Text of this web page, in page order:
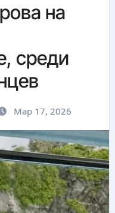
на
среди
Мар 17, 2026